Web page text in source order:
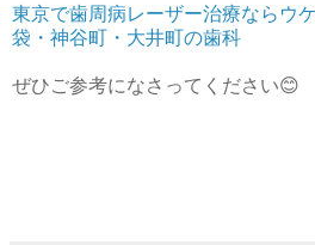
東京で歯周病レーザー治療ならウ
袋・神谷町・大井町の歯科
ぜひご参考になさってください😊